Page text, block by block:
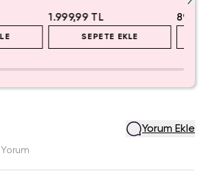
1.999,99 TL
SEPETE EKLE
Yorum Ekle